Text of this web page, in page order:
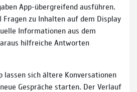
App-übergreifend ausführen.
Fragen zu Inhalten auf dem Display
Informationen aus dem
hilfreiche Antworten
lassen sich ältere Konversationen
Gespräche starten. Der Verlauf